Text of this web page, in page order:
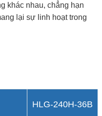
khác nhau, chẳng hạn
lại sự linh hoạt trong
HLG-240H-36B